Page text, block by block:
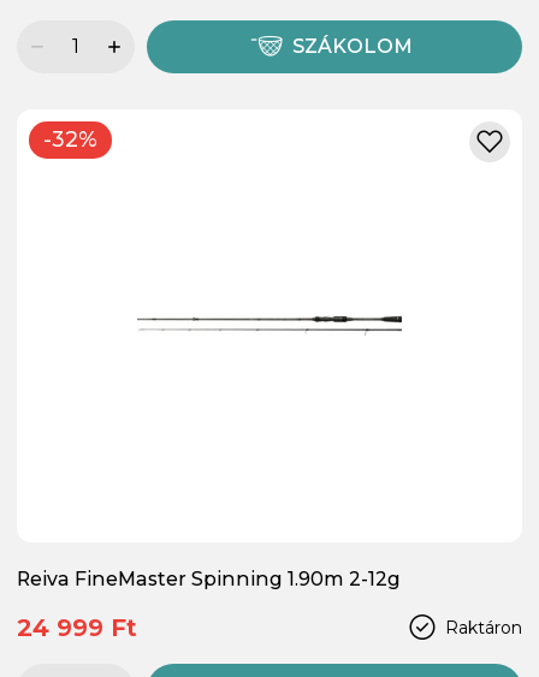
SZÁKOLOM
-32%
Reiva FineMaster Spinning 1.90m 2-12g
Raktáron
24 999 Ft